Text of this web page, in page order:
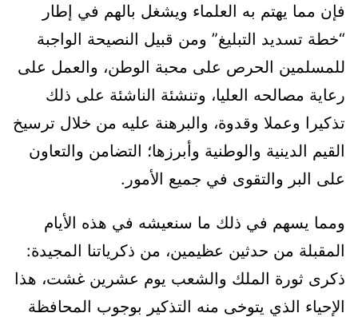
فإن مما يهتم به العلماء ويشغل بالهم في إطار
“خطة تسديد التبليغ” ومن قبيل النصيحة الواجبة
للمسلمين الحرص على محبة الوطن، والعمل على
رعاية مصالحه العليا، وتنشئة الناشئة على ذلك
تذكيرا وعملا وقدوة، والبرهنة عليه من خلال ترسيخ
القيم الدينية والوطنية وأبرزها؛ التضامن والتعاون
على البر والتقوى في جميع الأمور.
ومما يسهم في ذلك ما سنعيشه في هذه الأيام
المقبلة من حدثين عظيمين، من ذكرياتنا المجيدة:
ذكرى ثورة الملك والشعب يوم عشرين غشت، هذا
الإحياء الذي يتوخى منه التذكير بوجوب المحافظة